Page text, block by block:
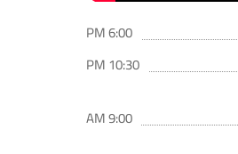
6:00 PM
10:30 PM
9:00 AM